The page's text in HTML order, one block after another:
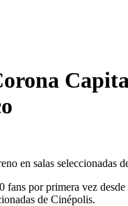
en salas seleccionadas
por primera vez
de Cinépolis.